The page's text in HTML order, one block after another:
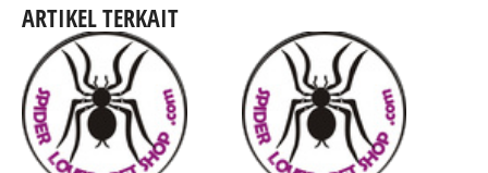
ARTIKEL TERKAIT